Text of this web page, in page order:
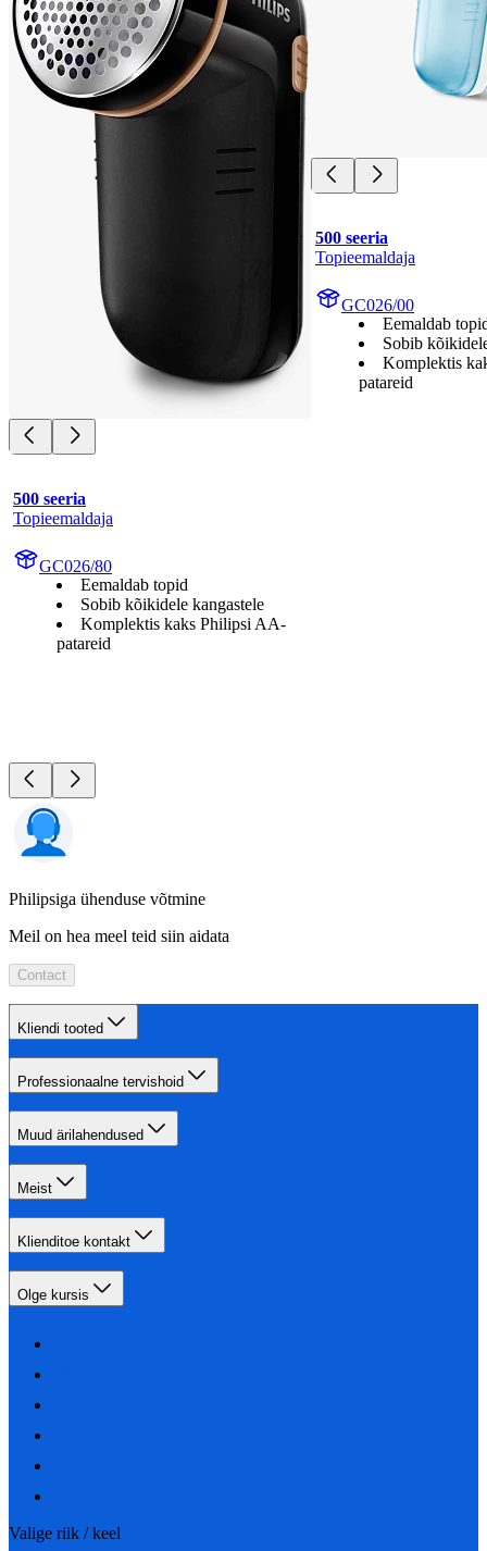
500 seeria
Topieemaldaja
GC026/80
Eemaldab topid
Sobib kõikidele kangastele
Komplektis kaks Philipsi AA-
patareid
500 seeria
Topieemaldaja
GC026/00
Eemaldab
Sobib
Komplektis
patareid
Philipsiga ühenduse võtmine
Meil on hea meel teid siin aidata
Contact
Kliendi tooted
Professionaalne tervishoid
Muud ärilahendused
Meist
Klienditoe kontakt
Olge kursis
Valige riik / keel